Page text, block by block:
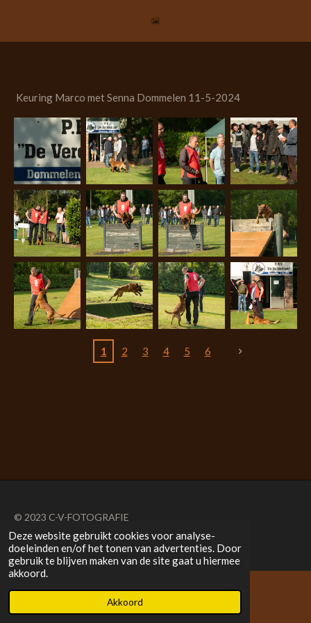
Deze website gebruikt cookies voor analyse-
doeleinden en/of het tonen van advertenties. Door
gebruik te blijven maken van de site gaat u hiermee
akkoord.
Akkoord
Keuring Marco met Senna Dommelen 11-5-2024
1 2 3 4 5 6
© 2023 C-V-FOTOGRAFIE
Powered byJouwWeb
E-mailadres